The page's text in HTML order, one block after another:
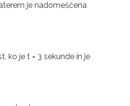
je nadomeščena
ko je t = 3 sekunde in je